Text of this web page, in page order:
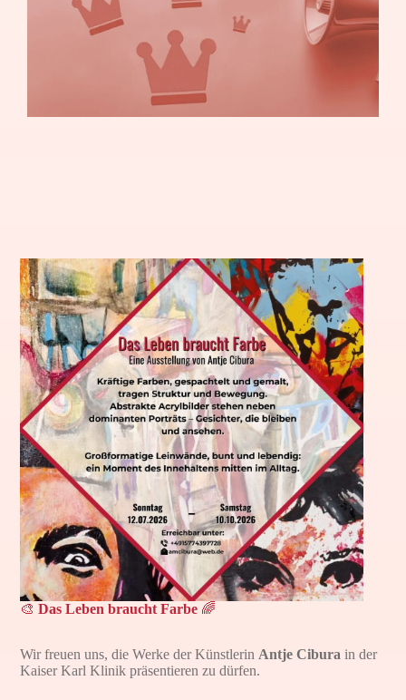
🎨Das Leben braucht Farbe 🌈
Wir freuen uns, die Werke der KünstlerinAntje Cibura in der
Kaiser Karl Klinik präsentieren zu dürfen.